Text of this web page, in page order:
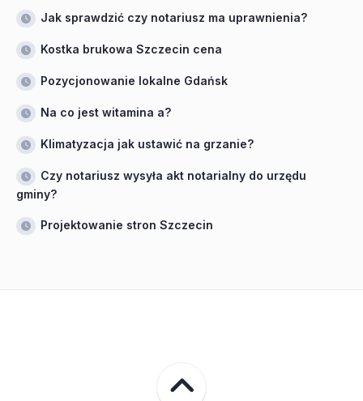
Jak sprawdzić czy notariusz ma uprawnienia?
Kostka brukowa Szczecin cena
Pozycjonowanie lokalne Gdańsk
Na co jest witamina a?
Klimatyzacja jak ustawić na grzanie?
Czy notariusz wysyła akt notarialny do urzędu
gminy?
Projektowanie stron Szczecin